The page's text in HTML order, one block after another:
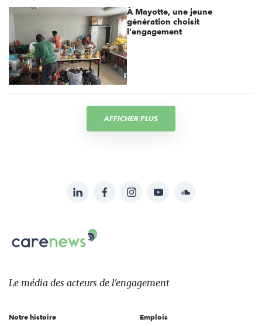
À Mayotte, une jeune
génération choisit
l'engagement
AFFICHER PLUS
sur:
LinkedInFacebookInstagramYouTubeSoundcloud
Le
des
l'engagement
Le média des acteurs de l'engagement
Notre histoire
Emplois